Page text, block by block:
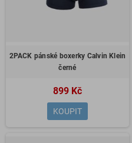
2PACK pánské boxerky Calvin Klein
černé
899 Kč
KOUPIT